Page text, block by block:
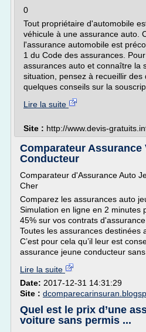
0
Tout propriétaire d'automobile
véhicule à une assurance auto.
l'assurance automobile est
1 du Code des assurances.
assurances auto et connaître la
situation, pensez à recueillir des
quelques conseils sur la
Lire la suite
Site : http://www.devis-
Comparateur Assurance
Conducteur
Comparateur d'Assurance Auto
Cher
Comparez les assurances auto
Simulation en ligne en 2 minutes
45% sur vos contrats
Toutes les assurances destinées
C’est pour cela qu’il leur est
assurance jeune conducteur sans
Lire la suite
Date: 2017-12-31 14:31:29
Site :
Quel est le prix d’une
voiture sans permis ...